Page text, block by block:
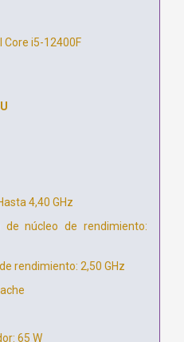
Core i5-12400F
4,40 GHz
de núcleo de rendimiento:
rendimiento: 2,50 GHz
65 W